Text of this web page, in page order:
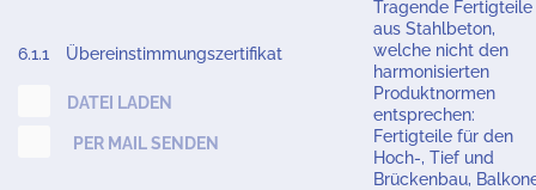
6.1.1 Übereinstimmungszertifikat
DATEI LADEN
PER MAIL SENDEN
Tragende Fertigteile
aus Stahlbeton,
welche nicht den
harmonisierten
Produktnormen
entsprechen:
Fertigteile für den
Hoch-, Tief und
Brückenbau,